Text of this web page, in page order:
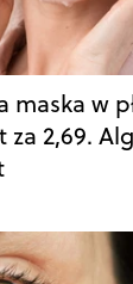
maska w
za 2,69.